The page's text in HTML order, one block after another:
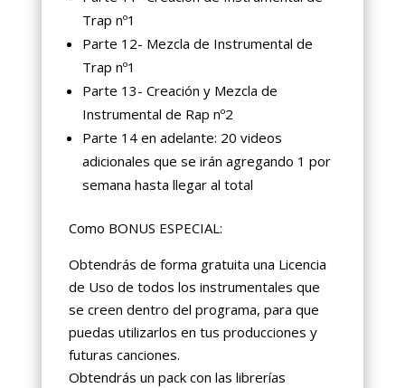
Trap nº1
Parte 12- Mezcla de Instrumental de
Trap nº1
Parte 13- Creación y Mezcla de
Instrumental de Rap nº2
Parte 14 en adelante: 20 videos
adicionales que se irán agregando 1 por
semana hasta llegar al total
Como BONUS ESPECIAL:
Obtendrás de forma gratuita una Licencia
de Uso de todos los instrumentales que
se creen dentro del programa, para que
puedas utilizarlos en tus producciones y
futuras canciones.
Obtendrás un pack con las librerías